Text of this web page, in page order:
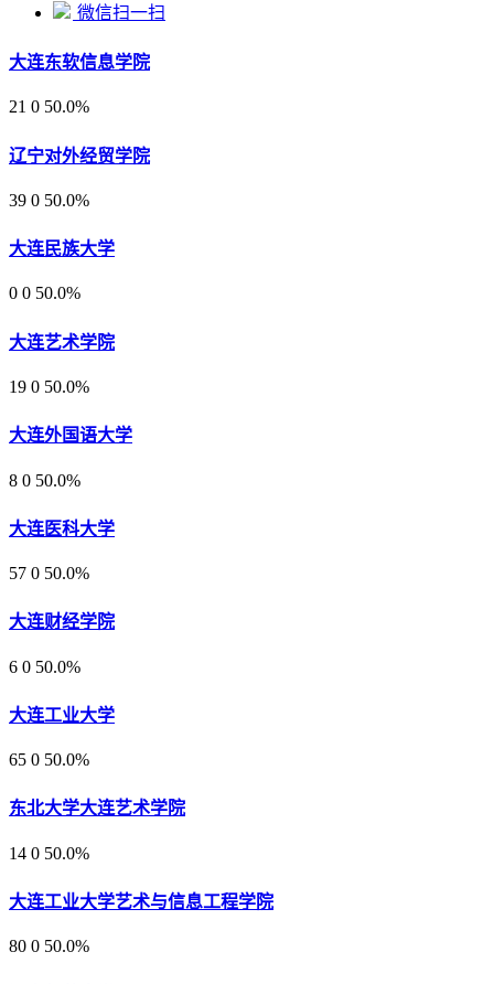
微信扫一扫
大连东软信息学院
21 0 50.0%
辽宁对外经贸学院
39 0 50.0%
大连民族大学
0 0 50.0%
大连艺术学院
19 0 50.0%
大连外国语大学
8 0 50.0%
大连医科大学
57 0 50.0%
大连财经学院
6 0 50.0%
大连工业大学
65 0 50.0%
东北大学大连艺术学院
14 0 50.0%
大连工业大学艺术与信息工程学院
80 0 50.0%